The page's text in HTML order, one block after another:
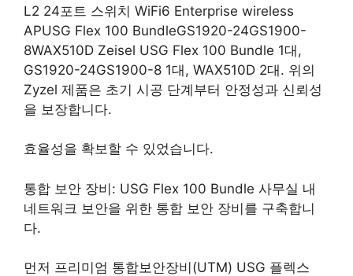
L2 24포트 스위치 WiFi6 Enterprise wireless
APUSG Flex 100 BundleGS1920-24GS1900-
8WAX510D Zeisel USG Flex 100 Bundle 1대,
GS1920-24GS1900-8 1대, WAX510D 2대. 위의
Zyzel 제품은 초기 시공 단계부터 안정성과 신뢰성
을 보장합니다.
효율성을 확보할 수 있었습니다.
통합 보안 장비: USG Flex 100 Bundle 사무실 내
네트워크 보안을 위한 통합 보안 장비를 구축합니
다.
먼저 프리미엄 통합보안장비(UTM) USG 플렉스